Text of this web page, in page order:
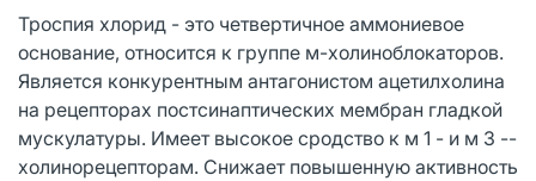
Троспия хлорид - это четвертичное аммониевое
основание, относится к группе м-холиноблокаторов.
Является конкурентным антагонистом ацетилхолина
на рецепторах постсинаптических мембран гладкой
мускулатуры. Имеет высокое сродство к м 1 - и м 3 --
холинорецепторам. Снижает повышенную активность